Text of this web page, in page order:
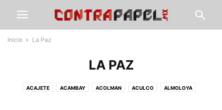
Inicio La Paz
LA PAZ
ACAJETE ACAMBAY ACOLMAN ACULCO ALMOLOYA